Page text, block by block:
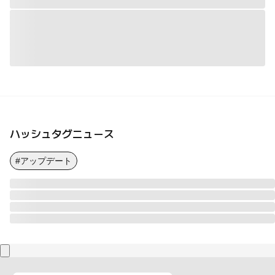
ハッシュタグニュース
#アップデート